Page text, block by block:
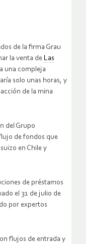
de la firma Grau
la venta de Las
una compleja
solo unas horas, y
de la mina
del Grupo
de fondos que
en Chile y
de préstamos
el 31 de julio de
por expertos
flujos de entrada y